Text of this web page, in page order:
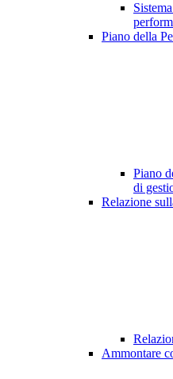
Piano della
Piano
di
Relazione
Ammontare